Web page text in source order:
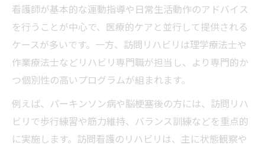
看護師が基本的な運動指導や日常生活動作のアドバイス
を行うことが中心で、医療的ケアと並行して提供される
ケースが多いです。一方、訪問リハビリは理学療法士や
作業療法士などリハビリ専門職が担当し、より専門的か
つ個別性の高いプログラムが組まれます。
例えば、パーキンソン病や脳梗塞後の方には、訪問リハ
ビリで歩行練習や筋力維持、バランス訓練などを重点的
に実施します。訪問看護のリハビリは、主に状態観察や